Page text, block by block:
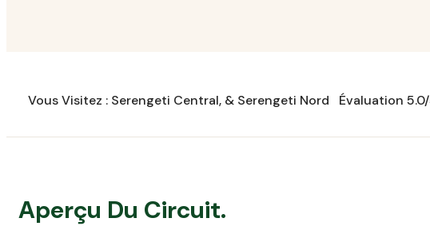
Vous Visitez : Serengeti Central, & Serengeti Nord Évaluation
Aperçu Du Circuit.